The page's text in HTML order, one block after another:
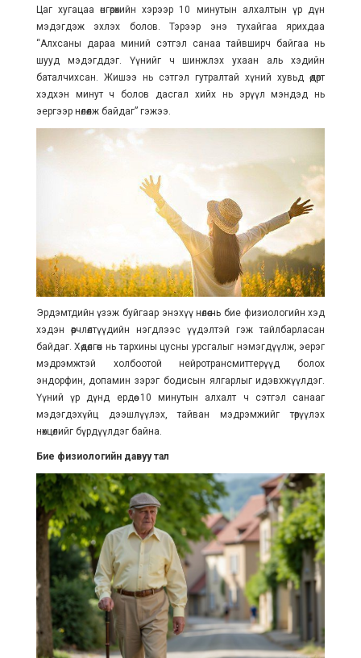
Цаг хугацаа өнгөрөхийн хэрээр 10 минутын алхалтын үр дүн
мэдэгдэж эхлэх болов. Тэрээр энэ тухайгаа ярихдаа
“Алхсаны дараа миний сэтгэл санаа тайвширч байгаа нь
шууд мэдэгддэг. Үүнийг ч шинжлэх ухаан аль хэдийн
баталчихсан. Жишээ нь сэтгэл гутралтай хүний хувьд өдөрт
хэдхэн минут ч болов дасгал хийх нь эрүүл мэндэд нь
эергээр нөлөөлж байдаг” гэжээ.
Эрдэмтдийн үзэж буйгаар энэхүү нөлөө нь бие физиологийн хэд
хэдэн өөрчлөлтүүдийн нэгдлээс үүдэлтэй гэж тайлбарласан
байдаг. Хөдөлгөөн нь тархины цусны урсгалыг нэмэгдүүлж, эерэг
мэдрэмжтэй холбоотой нейротрансмиттерүүд болох
эндорфин, допамин зэрэг бодисын ялгарлыг идэвхжүүлдэг.
Үүний үр дүнд ердөө 10 минутын алхалт ч сэтгэл санааг
мэдэгдэхүйц дээшлүүлэх, тайван мэдрэмжийг төрүүлэх
нөхцөлийг бүрдүүлдэг байна.
Бие физиологийн давуу тал